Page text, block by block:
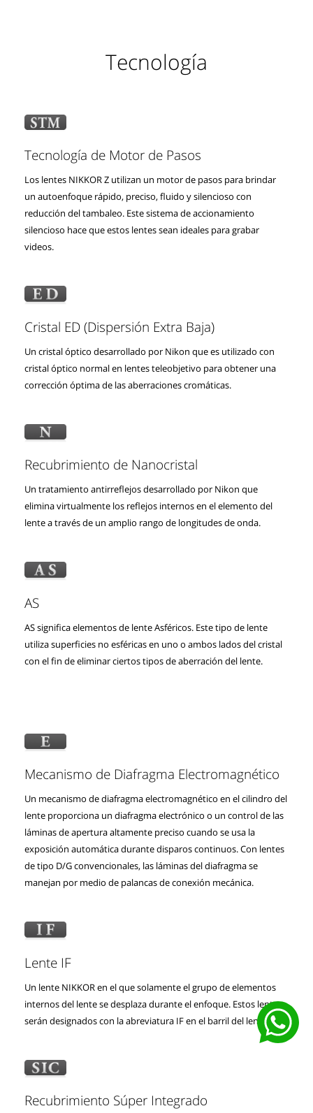
Tecnología
Tecnología de Motor de Pasos
Los lentes NIKKOR Z utilizan un motor de pasos para brindar
un autoenfoque rápido, preciso, fluido y silencioso con
reducción del tambaleo. Este sistema de accionamiento
silencioso hace que estos lentes sean ideales para grabar
videos.
Cristal ED (Dispersión Extra Baja)
Un cristal óptico desarrollado por Nikon que es utilizado con
cristal óptico normal en lentes teleobjetivo para obtener una
corrección óptima de las aberraciones cromáticas.
Recubrimiento de Nanocristal
Un tratamiento antirreflejos desarrollado por Nikon que
elimina virtualmente los reflejos internos en el elemento del
lente a través de un amplio rango de longitudes de onda.
AS
AS significa elementos de lente Asféricos. Este tipo de lente
utiliza superficies no esféricas en uno o ambos lados del cristal
con el fin de eliminar ciertos tipos de aberración del lente.
Mecanismo de Diafragma Electromagnético
Un mecanismo de diafragma electromagnético en el cilindro del
lente proporciona un diafragma electrónico o un control de las
láminas de apertura altamente preciso cuando se usa la
exposición automática durante disparos continuos. Con lentes
de tipo D/G convencionales, las láminas del diafragma se
manejan por medio de palancas de conexión mecánica.
Lente IF
Un lente NIKKOR en el que solamente el grupo de elementos
internos del lente se desplaza durante el enfoque. Estos lentes
serán designados con la abreviatura IF en el barril del lente.
Recubrimiento Súper Integrado